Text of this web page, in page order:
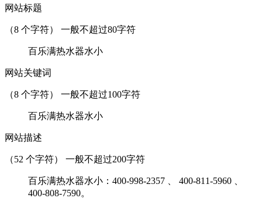
网站标题
（8 个字符） 一般不超过80字符
百乐满热水器水小
网站关键词
（8 个字符） 一般不超过100字符
百乐满热水器水小
网站描述
（52 个字符） 一般不超过200字符
百乐满热水器水小：400-998-2357 、 400-811-5960 、
400-808-7590。